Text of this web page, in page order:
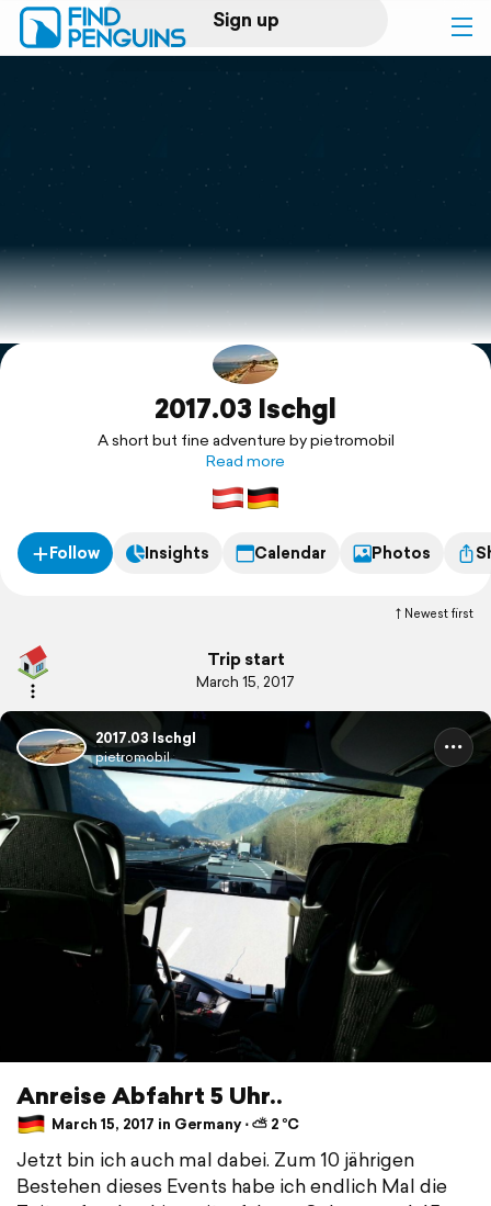
Sign up
Log in
Print a book
Flyover video
Explore
2017.03 Ischgl
A short but fine adventure by pietromobil
Read more
Follow Insights Calendar Photos
Newest first
Trip start
March 15, 2017
2017.03 Ischgl
pietromobil
Anreise Abfahrt 5 Uhr..
March 15, 2017 in Germany ⋅ ⛅ 2 °C
Jetzt bin ich auch mal dabei. Zum 10 jährigen
Bestehen dieses Events habe ich endlich Mal die